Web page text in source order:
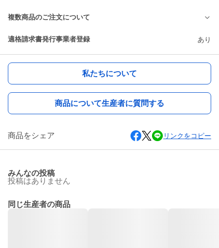
複数商品のご注文について
適格請求書発行事業者登録 あり
私たちについて
商品について生産者に質問する
商品をシェア リンクをコピー
みんなの投稿
投稿はありません
同じ生産者の商品